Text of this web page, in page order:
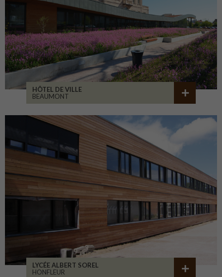
HÔTEL DE VILLE
BEAUMONT
LYCÉE ALBERT SOREL
HONFLEUR